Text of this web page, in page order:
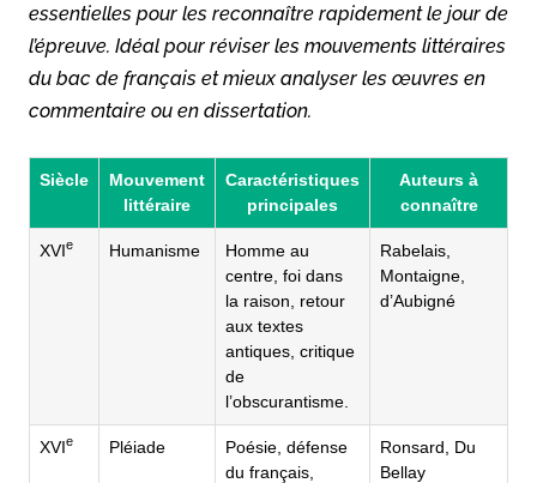
essentielles pour les reconnaître rapidement le jour de
l’épreuve. Idéal pour réviser les mouvements littéraires
du bac de français et mieux analyser les œuvres en
commentaire ou en dissertation.
Siècle
Mouvement
littéraire
Caractéristiques
principales
Auteurs à
connaître
XVIe Humanisme
Homme au
centre, foi dans
la raison, retour
aux textes
antiques, critique
de
l’obscurantisme.
Rabelais,
Montaigne,
d’Aubigné
XVIe Pléiade
Poésie, défense
du français,
Ronsard, Du
Bellay